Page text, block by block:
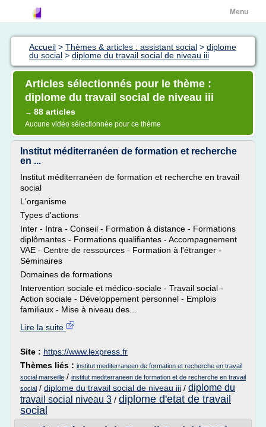
Menu
Accueil > Thèmes & articles : assistant social > diplome
du social > diplome du travail social de niveau iii
Articles sélectionnés pour le thème :
diplome du travail social de niveau iii
→ 88 articles
Aucune vidéo sélectionnée pour ce thème
Institut méditerranéen de formation et recherche
en ...
Institut méditerranéen de formation et recherche en travail
social
L'organisme
Types d'actions
Inter - Intra - Conseil - Formation à distance - Formations
diplômantes - Formations qualifiantes - Accompagnement
VAE - Centre de ressources - Formation à l'étranger -
Séminaires
Domaines de formations
Intervention sociale et médico-sociale - Travail social -
Action sociale - Développement personnel - Emplois
familiaux - Mise à niveau des...
Lire la suite
Site : https://www.lexpress.fr
Thèmes liés : institut mediterraneen de formation et recherche en travail
social marseille / institut mediterraneen de formation et de recherche en travail
social / diplome du travail social de niveau iii / diplome du
travail social niveau 3 / diplome d'etat de travail
social